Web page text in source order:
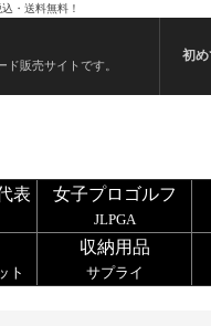
・送料無料！
販売サイトです。
初
表 女子プロゴルフ
JLPGA
ト
収納用品
サプライ